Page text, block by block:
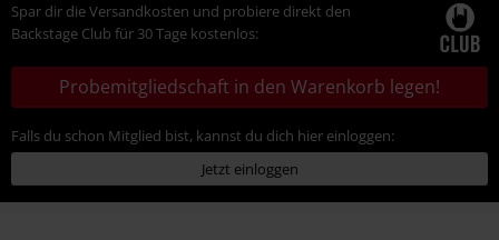
Spar dir die Versandkosten und probiere direkt den
Backstage Club für 30 Tage kostenlos:
Probemitgliedschaft in den Warenkorb legen!
Falls du schon Mitglied bist, kannst du dich hier einloggen:
Jetzt einloggen